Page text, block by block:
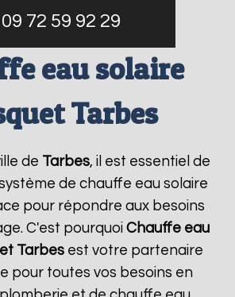
09 72 59 92 29
eau solaire
Tarbes
de Tarbes, il est essentiel de
de chauffe eau solaire
pour répondre aux besoins
C'est pourquoi Chauffe eau
Tarbesest votre partenaire
pour toutes vos besoins en